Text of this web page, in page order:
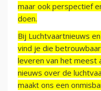
maar ook perspectief
doen.
Bij Luchtvaartnieuws
vind je die
leveren van het meest
nieuws over de
maakt ons een